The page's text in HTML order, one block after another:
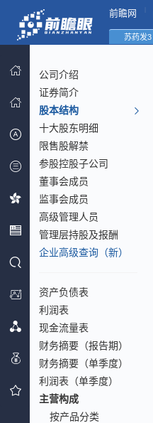
前瞻网
苏药发3
公司介绍
证券简介
股本结构
十大股东明细
限售股解禁
参股控股子公司
董事会成员
监事会成员
高级管理人员
管理层持股及报酬
企业高级查询（新）
资产负债表
利润表
现金流量表
财务摘要（报告期）
财务摘要（单季度）
利润表（单季度）
主营构成
按产品分类